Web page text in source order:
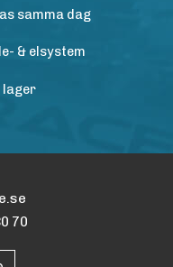
samma dag
& elsystem
lager
70